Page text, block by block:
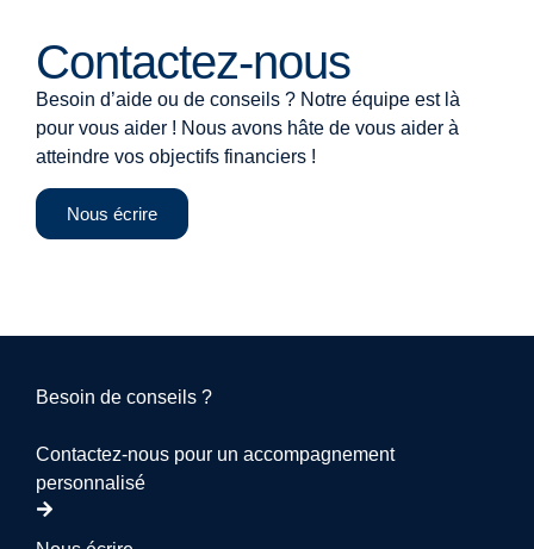
Contactez-nous
Besoin d’aide ou de conseils ? Notre équipe est là
pour vous aider ! Nous avons hâte de vous aider à
atteindre vos objectifs financiers !
Nous écrire
Besoin de conseils ?
Contactez-nous pour un accompagnement
personnalisé